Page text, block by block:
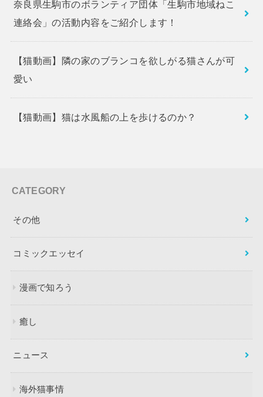
奈良県生駒市のボランティア団体「生駒市地域ねこ
連絡会」の活動内容をご紹介します！
【猫動画】隣の家のブランコを欲しがる猫さんが可
愛い
【猫動画】猫は水風船の上を歩けるのか？
CATEGORY
その他
コミックエッセイ
漫画で知ろう
癒し
ニュース
海外猫事情